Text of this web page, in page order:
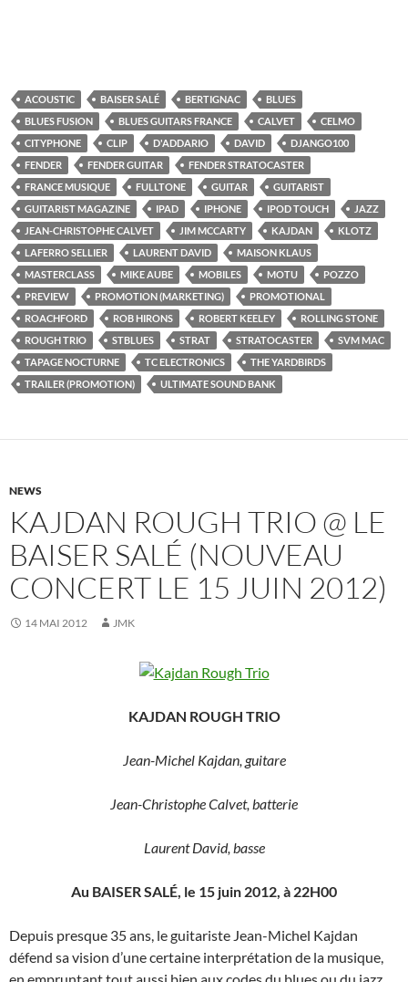
ACOUSTIC BAISER SALÉ BERTIGNAC
BLUES
BLUES FUSION
BLUES GUITARS FRANCE CALVET
CELMO
CITYPHONE
CLIP D'ADDARIO DAVID
DJANGO100
FENDER
FENDER GUITAR
FENDER STRATOCASTER
FRANCE MUSIQUE
FULLTONE GUITAR
GUITARIST
GUITARIST MAGAZINE
IPAD IPHONE IPOD TOUCH
JAZZ
JEAN-CHRISTOPHE CALVET
JIM MCCARTY KAJDAN
KLOTZ
LAFERRO SELLIER
LAURENT DAVID
MAISON KLAUS
MASTERCLASS
MIKE AUBE MOBILES MOTU
POZZO
PREVIEW
PROMOTION (MARKETING)
PROMOTIONAL
ROACHFORD
ROB HIRONS ROBERT KEELEY
ROLLING STONE
ROUGH TRIO
STBLUES STRAT STRATOCASTER
SVM MAC
TAPAGE NOCTURNE
TC ELECTRONICS
THE YARDBIRDS
TRAILER (PROMOTION)
ULTIMATE SOUND BANK
NEWS
KAJDAN ROUGH TRIO @ LE
BAISER SALÉ (NOUVEAU
CONCERT LE 15 JUIN 2012)
14 MAI 2012 JMK
KAJDAN ROUGH TRIO
Jean-Michel Kajdan, guitare
Jean-Christophe Calvet, batterie
Laurent David, basse
Au BAISER SALÉ, le 15 juin 2012, à 22H00
Depuis presque 35 ans, le guitariste Jean-Michel Kajdan
défend sa vision d’une certaine interprétation de la musique,